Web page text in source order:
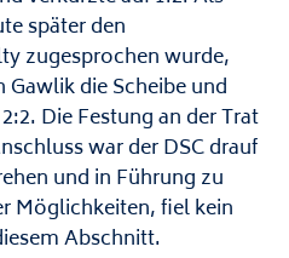
später den
zugesprochen wurde,
die Scheibe und
Die Festung an der Trat
war der DSC drauf
und in Führung zu
Möglichkeiten, fiel kein
Abschnitt.